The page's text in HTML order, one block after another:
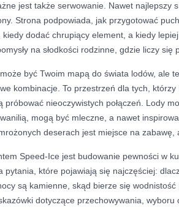
jest także serwowanie. Nawet najlepszy
Strona podpowiada, jak przygotować
kiedy dodać chrupiący element, a kiedy
na słodkości rodzinne, gdzie liczy się
być Twoim mapą do świata lodów, ale
kombinacje. To przestrzeń dla tych,
próbować nieoczywistych połączeń. Lody
mogą być mleczne, a nawet
deserach jest miejsce na zabawę,
Speed-Ice jest budowanie pewności w
pytania, które pojawiają się najczęściej:
są kamienne, skąd bierze się
dotyczące przechowywania,